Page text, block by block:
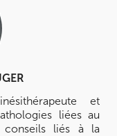
et
liées au
liés à la